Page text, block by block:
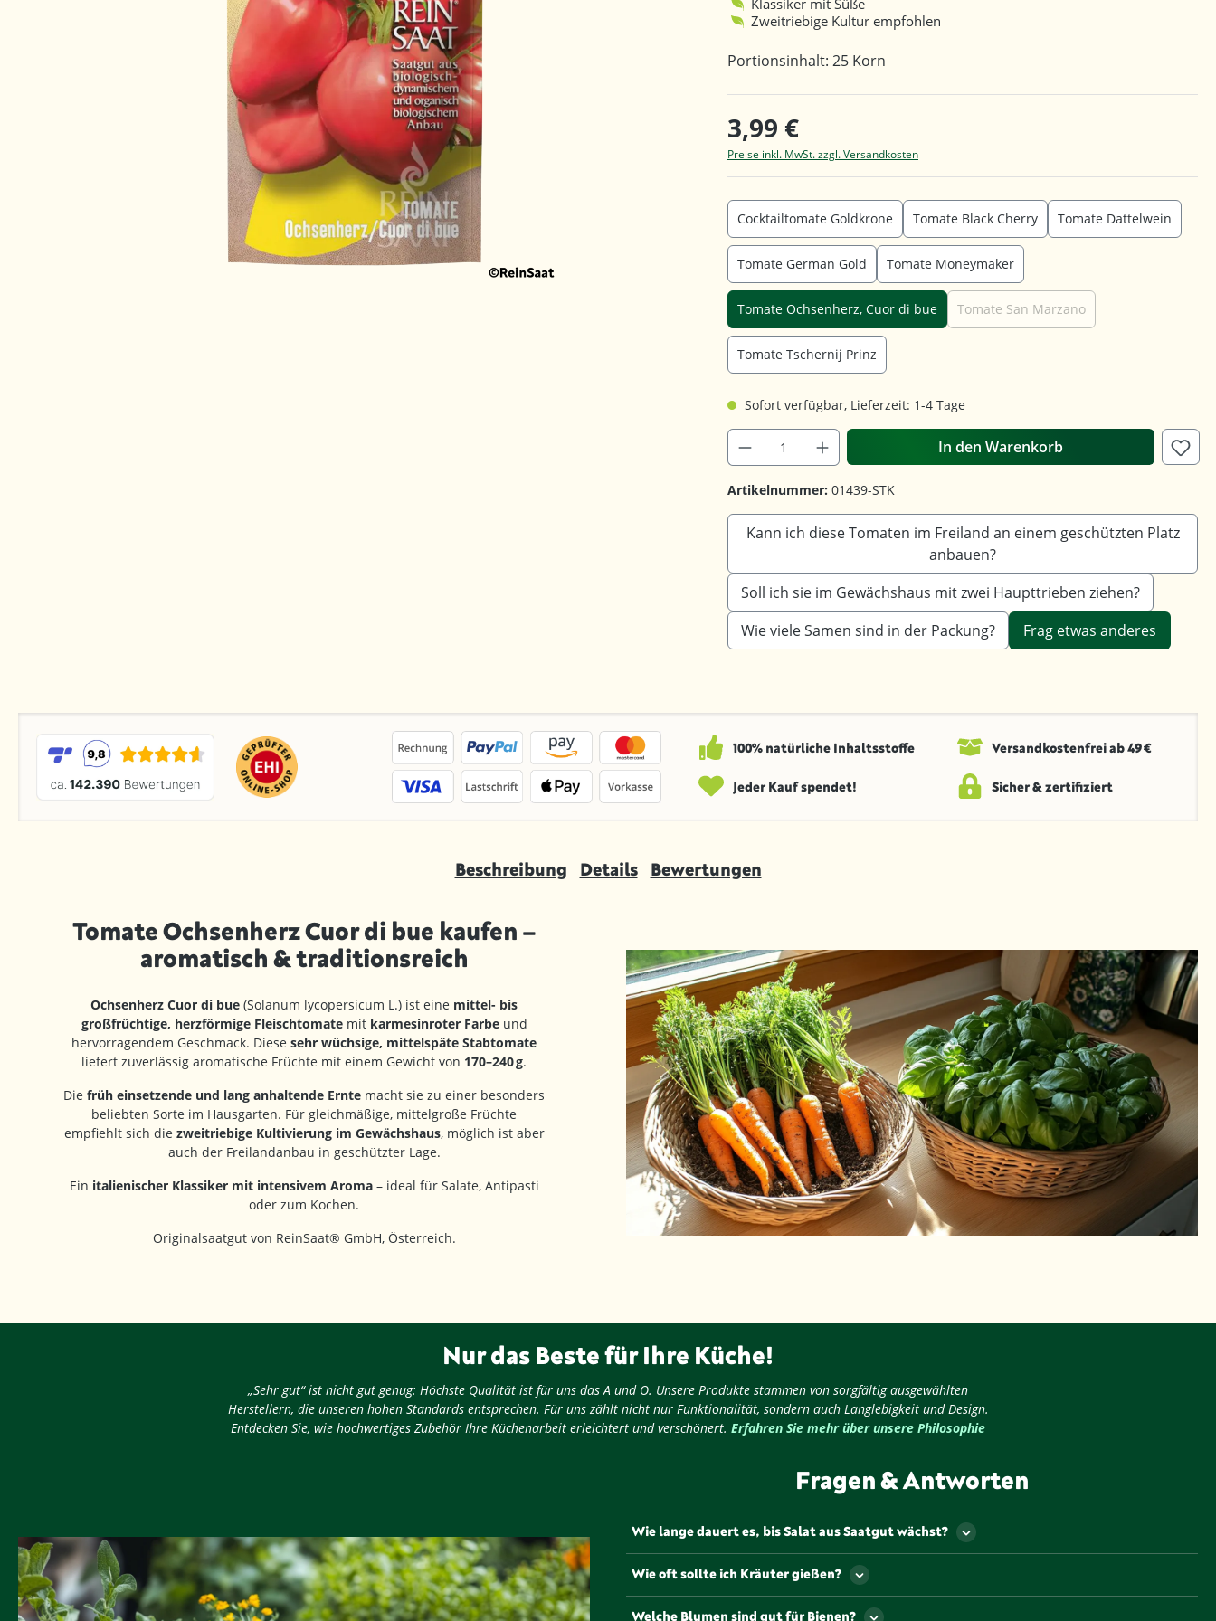
Zweitriebige Kultur empfohlen
Portionsinhalt: 25 Korn
3,99 €
Preise inkl. MwSt. zzgl. Versandkosten
Cocktailtomate Goldkrone Tomate Black Cherry Tomate Dattelwein
Tomate German Gold Tomate Moneymaker
Tomate Ochsenherz, Cuor di bue Tomate San Marzano
Tomate Tschernij Prinz
Sofort verfügbar, Lieferzeit: 1-4 Tage
In den Warenkorb
Artikelnummer: 01439-STK
Kann ich diese Tomaten im Freiland an einem geschützten Platz
anbauen?
Soll ich sie im Gewächshaus mit zwei Haupttrieben ziehen?
Wie viele Samen sind in der Packung?
Frag etwas anderes
100% natürliche Inhaltsstoffe Versandkosten­frei ab 49 €
Jeder Kauf spendet! Sicher & zertifiziert
Beschreibung Details Bewertungen
Tomate Ochsenherz Cuor di bue kaufen –
aromatisch & traditionsreich
Ochsenherz Cuor di bue (Solanum lycopersicum L.) ist eine mittel- bis
großfrüchtige, herzförmige Fleischtomatemit karmesinroter Farbeund
hervorragendem Geschmack. Diese sehr wüchsige, mittelspäte Stabtomate
liefert zuverlässig aromatische Früchte mit einem Gewicht von 170–240 g.
Die früh einsetzende und lang anhaltende Ernte macht sie zu einer besonders
beliebten Sorte im Hausgarten. Für gleichmäßige, mittelgroße Früchte
empfiehlt sich die zweitriebige Kultivierung im Gewächshaus, möglich ist aber
auch der Freilandanbau in geschützter Lage.
Ein italienischer Klassiker mit intensivem Aroma– ideal für Salate, Antipasti
oder zum Kochen.
Originalsaatgut von ReinSaat® GmbH, Österreich.
Nur das Beste für Ihre Küche!
„Sehr gut“ ist nicht gut genug: Höchste Qualität ist für uns das A und O. Unsere Produkte stammen von sorgfältig ausgewählten
Herstellern, die unseren hohen Standards entsprechen. Für uns zählt nicht nur Funktionalität, sondern auch Langlebigkeit und Design.
Entdecken Sie, wie hochwertiges Zubehör Ihre Küchenarbeit erleichtert und verschönert. Erfahren Sie mehr über unsere Philosophie
Fragen & Antworten
Wie lange dauert es, bis Salat aus Saatgut wächst?
Salat wächst schnell und ist in der Regel nach 4 bis 6 Wochen erntereif. Achte darauf,
ihn regelmäßig zu gießen und ihm einen halbschattigen Platz zu bieten, damit er gut
gedeiht.
Wie oft sollte ich Kräuter gießen?
Kräuter wie Basilikum oder Thymian mögen es eher etwas trockener. Gieße sie
Welche Blumen sind gut für Bienen?